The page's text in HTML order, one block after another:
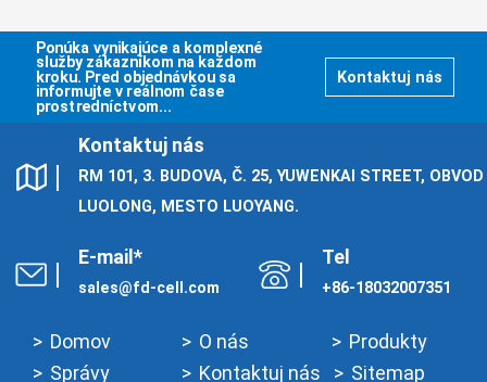
Ponúka vynikajúce a komplexné
služby zákazníkom na každom
kroku. Pred objednávkou sa
informujte v reálnom čase
prostredníctvom...
Kontaktuj nás
Kontaktuj nás
RM 101, 3. BUDOVA, Č. 25, YUWENKAI STREET, OBVOD
LUOLONG, MESTO LUOYANG.
E-mail*
sales@fd-cell.com
Tel
+86-18032007351
Domov O nás
Produkty
Správy
Kontaktuj nás Sitemap